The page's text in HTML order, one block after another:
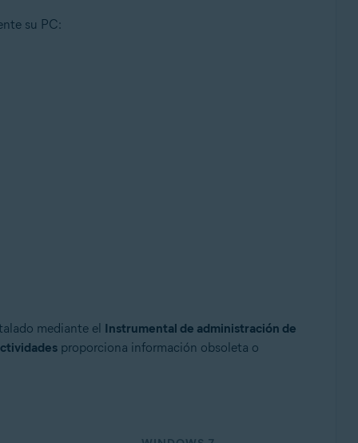
su PC:
mediante el Instrumental de administración de
proporciona información obsoleta o